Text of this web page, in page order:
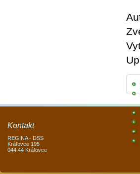
Kontakt
REGINA - DSS
Kráľovce 195
044 44 Kráľovce